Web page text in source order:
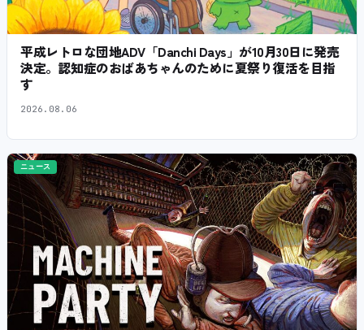
平成レトロな団地ADV「Danchi Days」が10月30日に発売
決定。認知症のおばあちゃんのために夏祭り復活を目指
す
2026.08.06
ニュース